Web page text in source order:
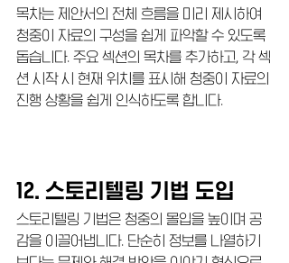
목차는 제안서의 전체 흐름을 미리 제시하여
청중이 자료의 구성을 쉽게 파악할 수 있도록
돕습니다. 주요 섹션의 목차를 추가하고, 각 섹
션 시작 시 현재 위치를 표시해 청중이 자료의
진행 상황을 쉽게 인식하도록 합니다.
12. 스토리텔링 기법 도입
스토리텔링 기법은 청중의 몰입을 높이며 공
감을 이끌어냅니다. 단순히 정보를 나열하기